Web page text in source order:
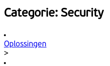
Categorie: Security
Oplossingen
>